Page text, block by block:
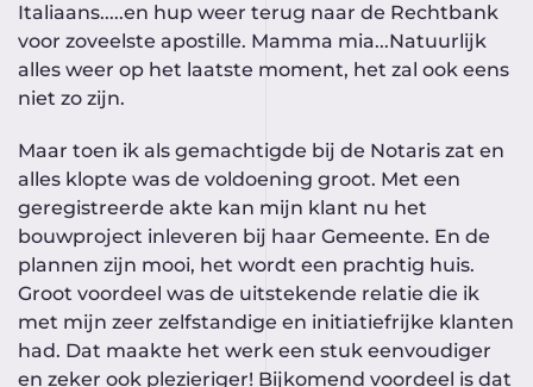
Italiaans.....en hup weer terug naar de Rechtbank
voor zoveelste apostille. Mamma mia...Natuurlijk
alles weer op het laatste moment, het zal ook eens
niet zo zijn.
Maar toen ik als gemachtigde bij de Notaris zat en
alles klopte was de voldoening groot. Met een
geregistreerde akte kan mijn klant nu het
bouwproject inleveren bij haar Gemeente. En de
plannen zijn mooi, het wordt een prachtig huis.
Groot voordeel was de uitstekende relatie die ik
met mijn zeer zelfstandige en initiatiefrijke klanten
had. Dat maakte het werk een stuk eenvoudiger
en zeker ook plezieriger! Bijkomend voordeel is dat